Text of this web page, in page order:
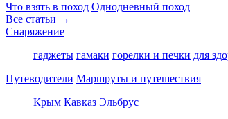
Что взять в поход Однодневный поход
Все статьи →
Снаряжение
гаджеты гамаки горелки и печки для
Путеводители Маршруты и путешествия
Крым Кавказ Эльбрус